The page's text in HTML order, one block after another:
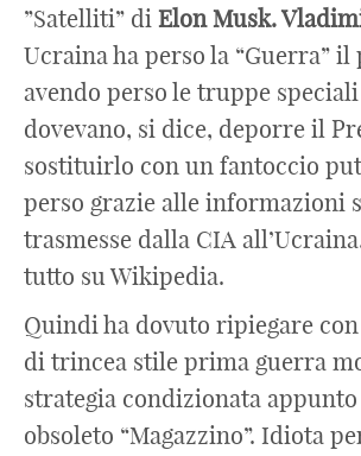
”Satelliti” di Elon Musk.
Ucraina ha perso la “Guerra”
avendo perso le truppe
dovevano, si dice, deporre il
sostituirlo con un fantoccio
perso grazie alle informazioni
trasmesse dalla CIA
tutto su Wikipedia.
Quindi ha dovuto ripiegare con
di trincea stile prima guerra
strategia condizionata
obsoleto “Magazzino”. Idiota